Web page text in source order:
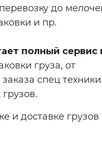
до
и пр.
полный сервис
груза, от
спец
и доставке грузов